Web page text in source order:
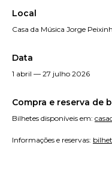
Local
Casa da Música Jorge
Data
1 abril — 27 julho 2026
Compra e reserva de
Bilhetes disponíveis em:
Informações e reservas: